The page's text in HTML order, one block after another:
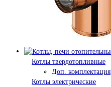
Котлы твердотопливные
Доп. комплектация
Котлы электрические